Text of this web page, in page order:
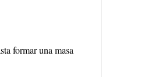
formar una masa